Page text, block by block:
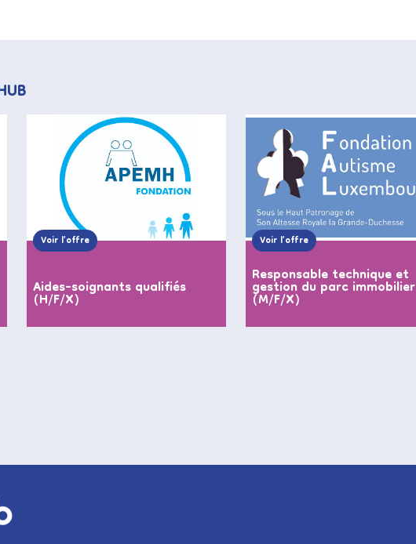
Voir l’offre
Aides-soignants qualifiés
(H/F/X)
Voir l’offre
Responsable technique et
gestion du parc immobilier
(M/F/X)